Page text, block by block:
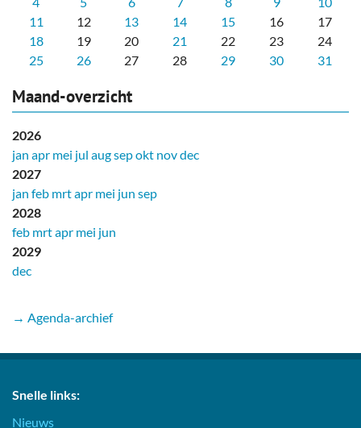
11
12 13 14 15 16
17
18
19 20 21 22 23
24
25
26 27 28 29 30 31
Maand-overzicht
2026
jan apr mei jul augsepokt novdec
2027
jan feb mrtapr mei jun sep
2028
feb mrtapr mei jun
2029
dec
→ Agenda-archief
Snelle links:
Nieuws